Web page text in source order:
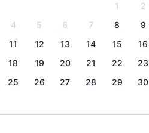
1
2
4 5 6 7 8
9
11 12 13 14 15
16
18 19 20 21 22
23
25 26 27 28 29
30